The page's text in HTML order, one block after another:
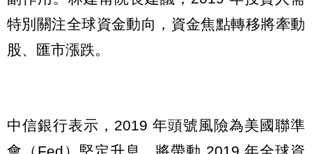
特別關注全球資金動向，資金焦點轉移將牽動
股、匯市漲跌。
中信銀行表示，2019 年頭號風險為美國聯準
會（Fed）堅定升息，將帶動 2019 年全球資